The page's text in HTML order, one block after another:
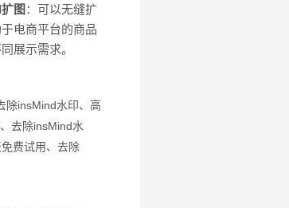
图 ：可以无缝扩
电商平台的商品
展示需求。
除insMind水印、 高
去除insMind水
费试用、 去除